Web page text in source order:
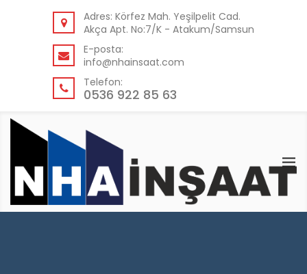
Adres: Körfez Mah. Yeşilpelit Cad.
Akça Apt. No:7/K - Atakum/Samsun
E-posta:
info@nhainsaat.com
Telefon:
0536 922 85 63
HAKKIMIZDA
NEDEN BIZ?